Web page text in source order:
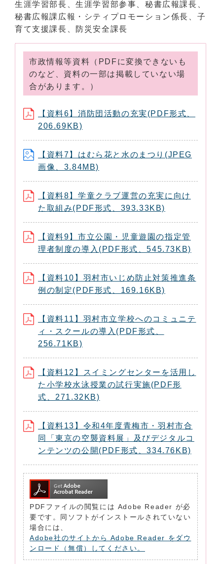
生涯学習部長、生涯学習部参事、秘書広報課長、
秘書広報課広報・シティプロモーション係長、子
育て支援課長、防災安全課長
市政情報等資料（PDFに変換できないも
のなど、資料の一部は掲載していない場
合があります。）
【資料6】消防団活動の充実(PDF形式、
206.69KB)
【資料7】はむら花と水のまつり(JPEG
画像、3.84MB)
【資料8】学童クラブ運営の充実に向け
た取組み(PDF形式、393.33KB)
【資料9】市立公園・児童遊園の指定管
理者制度の導入(PDF形式、545.73KB)
【資料10】羽村市いじめ防止対策推進条
例の制定(PDF形式、169.16KB)
【資料11】羽村市立学校へのコミュニテ
ィ・スクールの導入(PDF形式、
256.71KB)
【資料12】スイミングセンターを活用し
た小学校水泳授業の試行実施(PDF形
式、271.32KB)
【資料13】令和4年度青梅市・羽村市合
同「東京の空襲資料展」及びデジタルコ
ンテンツの公開(PDF形式、334.76KB)
PDFファイルの閲覧には Adobe Reader が必
要です。同ソフトがインストールされていない
場合には、
Adobe社のサイトから Adobe Reader をダウ
ンロード（無償）してください。